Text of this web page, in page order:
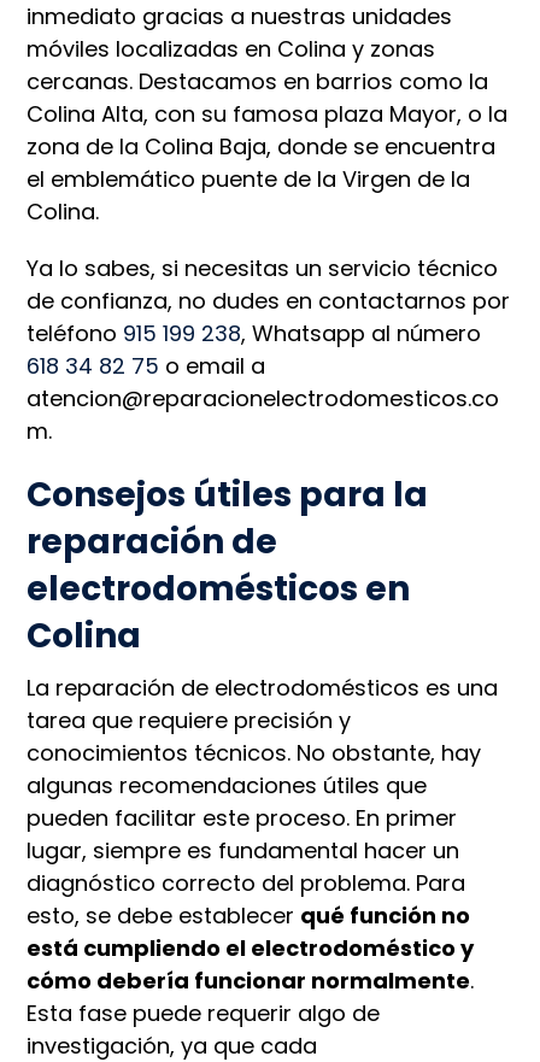
inmediato gracias a nuestras unidades
móviles localizadas en Colina y zonas
cercanas. Destacamos en barrios como la
Colina Alta, con su famosa plaza Mayor, o la
zona de la Colina Baja, donde se encuentra
el emblemático puente de la Virgen de la
Colina.
Ya lo sabes, si necesitas un servicio técnico
de confianza, no dudes en contactarnos por
teléfono 915 199 238, Whatsapp al número
618 34 82 75 o email a
atencion@reparacionelectrodomesticos.co
m.
Consejos útiles para la
reparación de
electrodomésticos en
Colina
La reparación de electrodomésticos es una
tarea que requiere precisión y
conocimientos técnicos. No obstante, hay
algunas recomendaciones útiles que
pueden facilitar este proceso. En primer
lugar, siempre es fundamental hacer un
diagnóstico correcto del problema. Para
esto, se debe establecer qué función no
está cumpliendo el electrodoméstico y
cómo debería funcionar normalmente.
Esta fase puede requerir algo de
investigación, ya que cada